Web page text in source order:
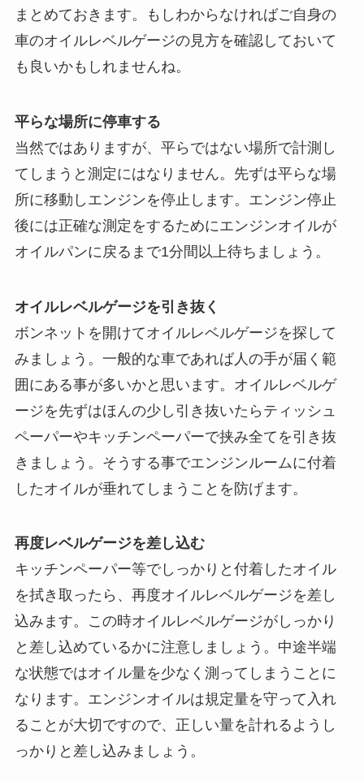
まとめておきます。もしわからなければご自身の
車のオイルレベルゲージの見方を確認しておいて
も良いかもしれませんね。
平らな場所に停車する
当然ではありますが、平らではない場所で計測し
てしまうと測定にはなりません。先ずは平らな場
所に移動しエンジンを停止します。エンジン停止
後には正確な測定をするためにエンジンオイルが
オイルパンに戻るまで1分間以上待ちましょう。
オイルレベルゲージを引き抜く
ボンネットを開けてオイルレベルゲージを探して
みましょう。一般的な車であれば人の手が届く範
囲にある事が多いかと思います。オイルレベルゲ
ージを先ずはほんの少し引き抜いたらティッシュ
ペーパーやキッチンペーパーで挟み全てを引き抜
きましょう。そうする事でエンジンルームに付着
したオイルが垂れてしまうことを防げます。
再度レベルゲージを差し込む
キッチンペーパー等でしっかりと付着したオイル
を拭き取ったら、再度オイルレベルゲージを差し
込みます。この時オイルレベルゲージがしっかり
と差し込めているかに注意しましょう。中途半端
な状態ではオイル量を少なく測ってしまうことに
なります。エンジンオイルは規定量を守って入れ
ることが大切ですので、正しい量を計れるようし
っかりと差し込みましょう。